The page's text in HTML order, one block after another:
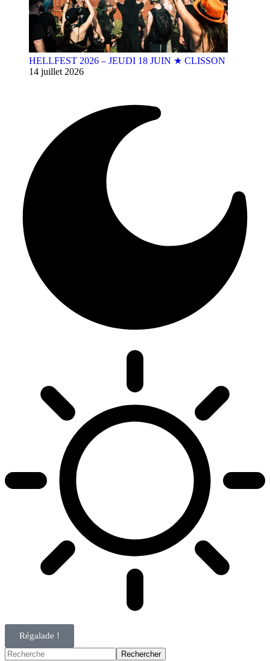
HELLFEST 2026 – JEUDI 18 JUIN ★ CLISSON
14 juillet 2026
Régalade !